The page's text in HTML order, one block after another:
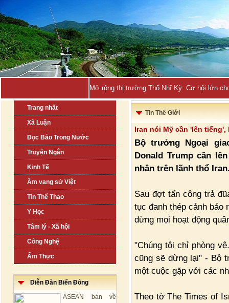
Mở rộng thị trường Thổ Nhĩ Kỳ: Cơ hội lớn
Trang nhất
Xã Luận
Đọc Báo Trong Nước
Truyện Ngắn
Kinh Tế
Âm vang sử Việt
Tin Thể Thao
Y Học
Tâm lý - Xã hội
Công Nghệ
Ẩm Thực
Diễn Đàn Biển Đông
ASEAN bàn về
Tin Thế Giới
Iran nói Mỹ cần 'lên tiếng',
Bộ trưởng Ngoại
Donald Trump cần
nhân trên lãnh thổ
Sau đợt tấn công trả
tục đanh thép cảnh báo
dừng mọi hoạt động
"Chúng tôi chỉ phòng
cũng sẽ dừng lại" - Bộ
một cuộc gặp với các
Theo tờ The Times of